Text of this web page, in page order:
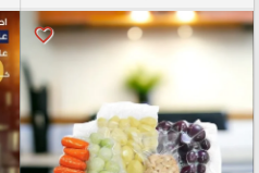
favorite_border